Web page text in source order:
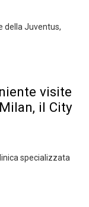
della Juventus,
visite
il City
specializzata